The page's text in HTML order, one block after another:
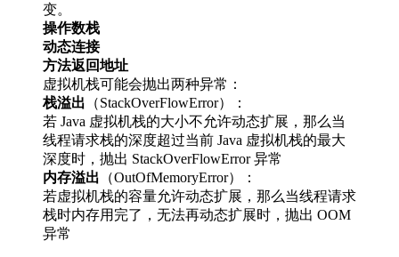
变。
操作数栈
动态连接
方法返回地址
虚拟机栈可能会抛出两种异常：
栈溢出 （StackOverFlowError）：
若 Java 虚拟机栈的大小不允许动态扩展，那么当
线程请求栈的深度超过当前 Java 虚拟机栈的最大
深度时，抛出 StackOverFlowError 异常
内存溢出 （OutOfMemoryError）：
若虚拟机栈的容量允许动态扩展，那么当线程请求
栈时内存用完了，无法再动态扩展时，抛出 OOM
异常